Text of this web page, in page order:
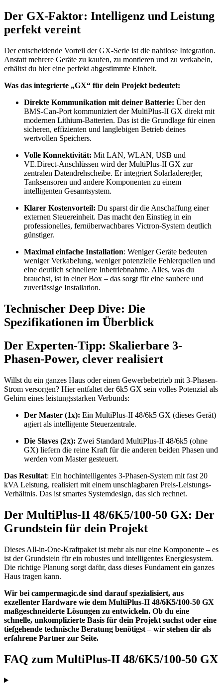
Der GX-Faktor: Intelligenz und Leistung
perfekt vereint
Der entscheidende Vorteil der GX-Serie ist die nahtlose Integration.
Anstatt mehrere Geräte zu kaufen, zu montieren und zu verkabeln,
erhältst du hier eine perfekt abgestimmte Einheit.
Was das integrierte „GX“ für dein Projekt bedeutet:
Direkte Kommunikation mit deiner Batterie: Über den
BMS-Can-Port kommuniziert der MultiPlus-II GX direkt mit
modernen Lithium-Batterien. Das ist die Grundlage für einen
sicheren, effizienten und langlebigen Betrieb deines
wertvollen Speichers.
Volle Konnektivität: Mit LAN, WLAN, USB und
VE.Direct-Anschlüssen wird der MultiPlus-II GX zur
zentralen Datendrehscheibe. Er integriert Solarladeregler,
Tanksensoren und andere Komponenten zu einem
intelligenten Gesamtsystem.
Klarer Kostenvorteil: Du sparst dir die Anschaffung einer
externen Steuereinheit. Das macht den Einstieg in ein
professionelles, fernüberwachbares Victron-System deutlich
günstiger.
Maximal einfache Installation: Weniger Geräte bedeuten
weniger Verkabelung, weniger potenzielle Fehlerquellen und
eine deutlich schnellere Inbetriebnahme. Alles, was du
brauchst, ist in einer Box – das sorgt für eine saubere und
zuverlässige Installation.
Technischer Deep Dive: Die
Spezifikationen im Überblick
Der Experten-Tipp: Skalierbare 3-
Phasen-Power, clever realisiert
Willst du ein ganzes Haus oder einen Gewerbebetrieb mit 3-Phasen-
Strom versorgen? Hier entfaltet der 6k5 GX sein volles Potenzial als
Gehirn eines leistungsstarken Verbunds:
Der Master (1x): Ein MultiPlus-II 48/6k5 GX (dieses Gerät)
agiert als intelligente Steuerzentrale.
Die Slaves (2x): Zwei Standard MultiPlus-II 48/6k5 (ohne
GX) liefern die reine Kraft für die anderen beiden Phasen und
werden vom Master gesteuert.
Das Resultat: Ein hochintelligentes 3-Phasen-System mit fast 20
kVA Leistung, realisiert mit einem unschlagbaren Preis-Leistungs-
Verhältnis. Das ist smartes Systemdesign, das sich rechnet.
Der MultiPlus-II 48/6K5/100-50 GX: Der
Grundstein für dein Projekt
Dieses All-in-One-Kraftpaket ist mehr als nur eine Komponente – es
ist der Grundstein für ein robustes und intelligentes Energiesystem.
Die richtige Planung sorgt dafür, dass dieses Fundament ein ganzes
Haus tragen kann.
Wir bei campermagic.de sind darauf spezialisiert, aus
exzellenter Hardware wie dem MultiPlus-II 48/6K5/100-50 GX
maßgeschneiderte Lösungen zu entwickeln. Ob du eine
schnelle, unkomplizierte Basis für dein Projekt suchst oder eine
tiefgehende technische Beratung benötigst – wir stehen dir als
erfahrene Partner zur Seite.
FAQ zum MultiPlus-II 48/6K5/100-50 GX